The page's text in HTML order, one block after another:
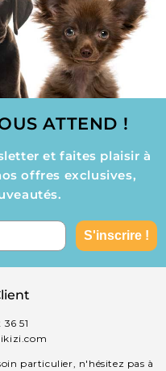
ATTEND !
et faites plaisir à
offres exclusives,
S'inscrire !
51
particulier, n'hésitez pas à